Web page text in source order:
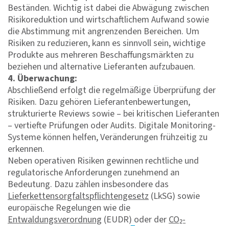
Beständen. Wichtig ist dabei die Abwägung zwischen
Risikoreduktion und wirtschaftlichem Aufwand sowie
die Abstimmung mit angrenzenden Bereichen. Um
Risiken zu reduzieren, kann es sinnvoll sein, wichtige
Produkte aus mehreren Beschaffungsmärkten zu
beziehen und alternative Lieferanten aufzubauen.
4. Überwachung:
Abschließend erfolgt die regelmäßige Überprüfung der
Risiken. Dazu gehören Lieferantenbewertungen,
strukturierte Reviews sowie – bei kritischen Lieferanten
– vertiefte Prüfungen oder Audits. Digitale Monitoring-
Systeme können helfen, Veränderungen frühzeitig zu
erkennen.
Neben operativen Risiken gewinnen rechtliche und
regulatorische Anforderungen zunehmend an
Bedeutung. Dazu zählen insbesondere das
Lieferkettensorgfaltspflichtengesetz (LkSG) sowie
europäische Regelungen wie die
Entwaldungsverordnung (EUDR) oder der CO₂-